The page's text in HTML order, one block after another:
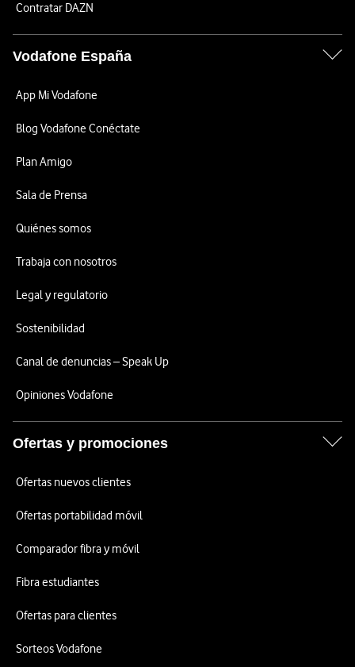
Contratar DAZN
Vodafone España
App Mi Vodafone
Blog Vodafone Conéctate
Plan Amigo
Sala de Prensa
Quiénes somos
Trabaja con nosotros
Legal y regulatorio
Sostenibilidad
Canal de denuncias – Speak Up
Opiniones Vodafone
Ofertas y promociones
Ofertas nuevos clientes
Ofertas portabilidad móvil
Comparador fibra y móvil
Fibra estudiantes
Ofertas para clientes
Sorteos Vodafone